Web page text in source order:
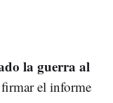
la guerra al
el informe